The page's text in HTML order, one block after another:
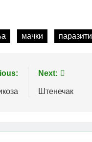
мачки паразити
Next:
Штенечак